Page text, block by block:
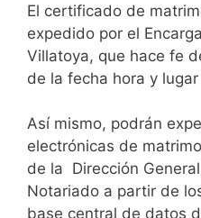
El certificado de
expedido por el
Villatoya, que hace fe
de la fecha hora y
Así mismo, podrán
electrónicas de
de la Dirección
Notariado a partir de
base central de datos